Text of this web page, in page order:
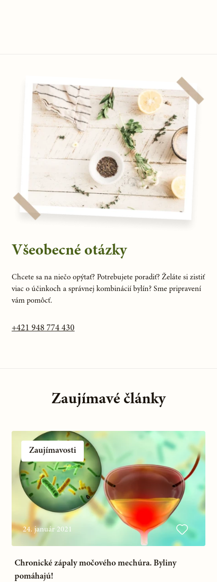
Všeobecné otázky
Chcete sa na niečo opýtať? Potrebujete poradiť? Želáte si zistiť
viac o účinkoch a správnej kombinácií bylín? Sme pripravení
vám pomôcť.
+421 948 774 430
Zaujímavé články
Zaujímavosti
24. január 2021
Chronické zápaly močového mechúra. Byliny
pomáhajú!